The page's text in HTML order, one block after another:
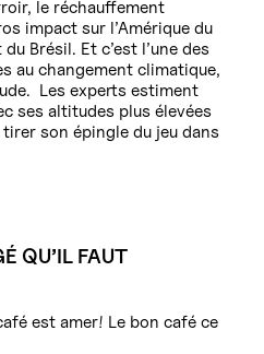
le réchauffement
impact sur l’Amérique du
Brésil. Et c’est l’une des
au changement climatique,
Les experts estiment
ses altitudes plus élevées
son épingle du jeu dans
QU’IL FAUT
est amer! Le bon café ce